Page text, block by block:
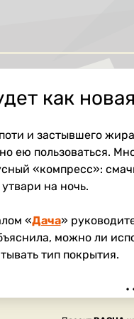
как
и застывшего
ею пользоваться.
«компресс»:
на ночь.
«Дача»
можно ли
тип покрытия.